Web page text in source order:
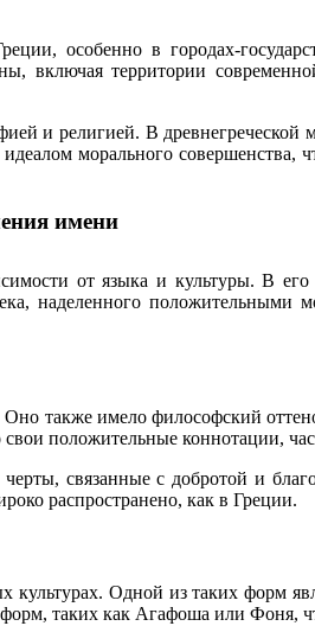
особенно в городах-
включая территории
и религией. В
морального совершенства,
имени
от языка и культуры. В его
наделенного
также имело философский
положительные коннотации,
связанные с добротой и
распространено, как в Греции.
Одной из таких форм
таких как Агафоша или Фоня,